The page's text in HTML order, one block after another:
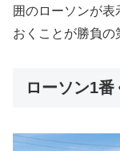
囲のローソンが
おくことが勝負の
ローソン1